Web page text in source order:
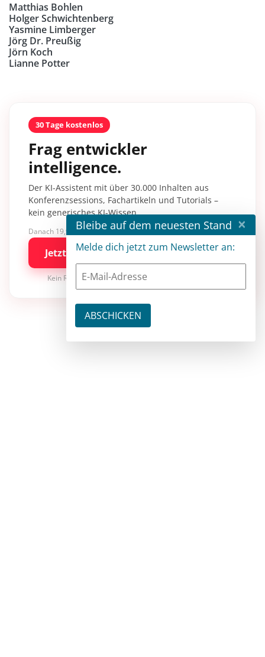
Matthias Bohlen
Holger Schwichtenberg
Yasmine Limberger
Jörg Dr. Preußig
Jörn Koch
Lianne Potter
30 Tage kostenlos
Frag entwickler
intelligence.
Der KI-Assistent mit über 30.000 Inhalten aus
Konferenzsessions, Fachartikeln und Tutorials –
kein generisches KI-Wissen.
Danach 19,90 €/Monat mit entwickler.de BASIC
Jetzt kostenlos testen
Kein Risiko · jederzeit kündbar
Bleibe auf dem neuesten Stand ×
Melde dich jetzt zum Newsletter an: